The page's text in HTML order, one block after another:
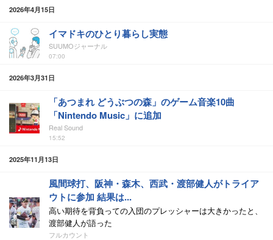
2026年4月15日
イマドキのひとり暮らし実態
SUUMOジャーナル
07:00
2026年3月31日
「あつまれ どうぶつの森」のゲーム音楽10曲
「Nintendo Music」に追加
Real Sound
15:52
2025年11月13日
風間球打、阪神・森木、西武・渡部健人がトライア
ウトに参加 結果は...
高い期待を背負っての入団のプレッシャーは大きかったと、
渡部健人が語った
フルカウント